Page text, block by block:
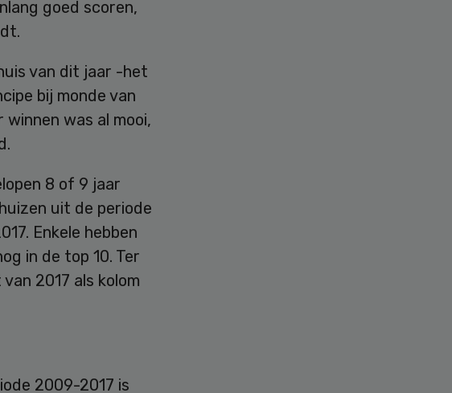
goed scoren,
van dit jaar -het
bij monde van
was al mooi,
8 of 9 jaar
uit de periode
Enkele hebben
in de top 10. Ter
2017 als kolom
2009-2017 is